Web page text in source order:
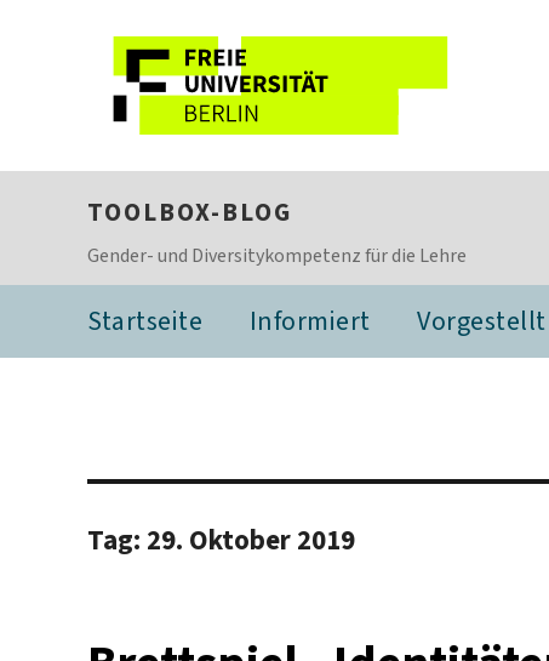
TOOLBOX-BLOG
Gender- und Diversitykompetenz für die Lehre
Startseite Informiert Vorgestellt
Tag: 29. Oktober 2019